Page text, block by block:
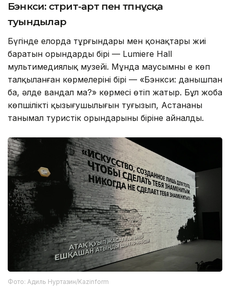
Бэнкси: стрит-арт пен түпнұсқа
туындылар
Бүгінде елорда тұрғындары мен қонақтары жиі
баратын орындардың бірі — Lumiere Hall
мультимедиялық музейі. Мұнда маусымның ең көп
талқыланған көрмелерінің бірі — «Бэнкси: данышпан
ба, әлде вандал ма?» көрмесі өтіп жатыр. Бұл жоба
көпшіліктің қызығушылығын туғызып, Астананың
танымал туристік орындарының біріне айналды.
Фото: Адиль Нуртазин/Kazinform